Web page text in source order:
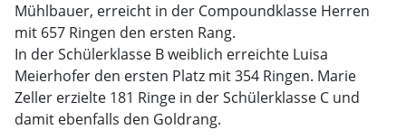
Mühlbauer, erreicht in der Compoundklasse Herren
mit 657 Ringen den ersten Rang.
In der Schülerklasse B weiblich erreichte Luisa
Meierhofer den ersten Platz mit 354 Ringen. Marie
Zeller erzielte 181 Ringe in der Schülerklasse C und
damit ebenfalls den Goldrang.